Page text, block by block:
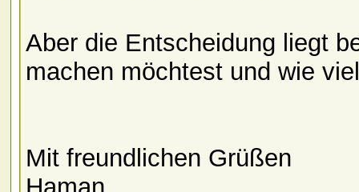
Aber die Entscheidung liegt
machen möchtest und wie
Mit freundlichen Grüßen